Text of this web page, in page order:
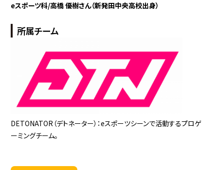
eスポーツ科/高橋優樹さん（新発田中央高校出身）
所属チーム
DETONATOR（デトネーター）：eスポーツシーンで活動するプロゲ
ーミングチーム。